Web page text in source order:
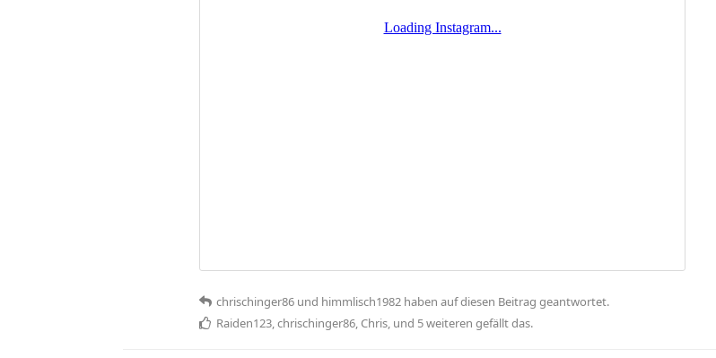
chrischinger86 und himmlisch1982 haben auf diesen Beitrag geantwortet.
Raiden123,chrischinger86, Chris, und 5weiteren gefällt das.